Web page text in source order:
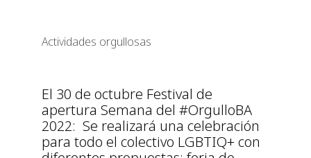
Actividades orgullosas
El 30 de octubre Festival de
apertura Semana del #OrgulloBA
2022: Se realizará una celebración
para todo el colectivo LGBTIQ+ con